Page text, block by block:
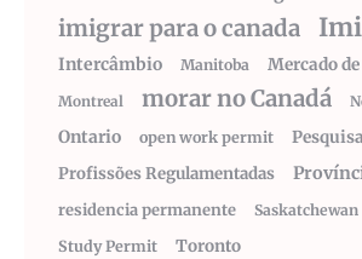
imigrar para o canada
Intercâmbio Manitoba Mercado
Montreal morar no Canadá
Ontario open work permit
Profissões Regulamentadas
residencia permanente
Saskatchewan
Study Permit Toronto